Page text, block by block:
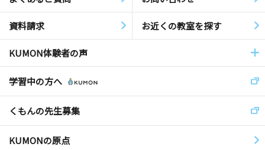
資料請求 お近くの教室を探す
KUMON体験者の声
学習中の方へ
くもんの先生募集
KUMONの原点